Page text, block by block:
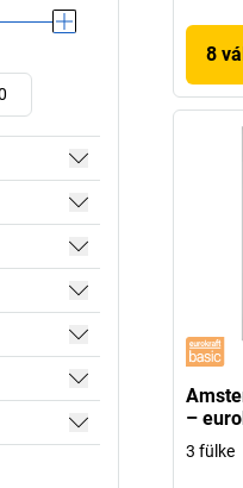
8
–
3 fülke